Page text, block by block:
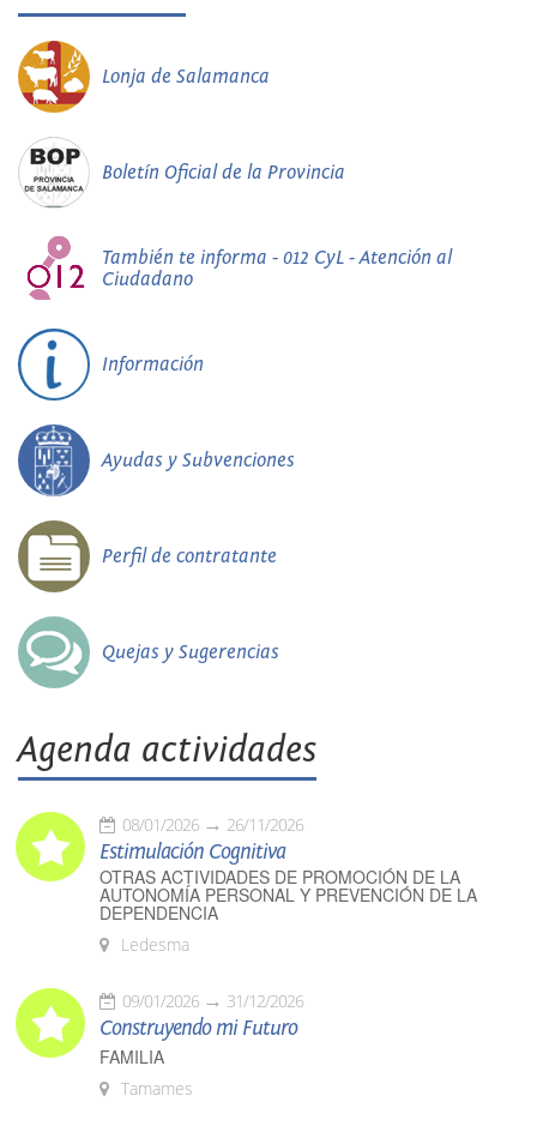
Lonja de Salamanca
Boletín Oficial de la Provincia
También te informa - 012 CyL - Atención al
Ciudadano
Información
Ayudas y Subvenciones
Perfil de contratante
Quejas y Sugerencias
Agenda actividades
08/01/2026 26/11/2026
Estimulación Cognitiva
OTRAS ACTIVIDADES DE PROMOCIÓN DE LA
AUTONOMÍA PERSONAL Y PREVENCIÓN DE LA
DEPENDENCIA
Ledesma
09/01/2026 31/12/2026
Construyendo mi Futuro
FAMILIA
Tamames